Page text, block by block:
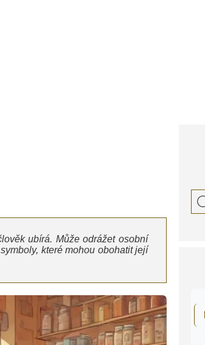
ubírá. Může odrážet osobní
které mohou obohatit její